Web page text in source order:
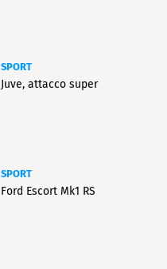
SPORT
Juve, attacco super
SPORT
Ford Escort Mk1 RS